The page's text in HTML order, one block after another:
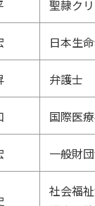
聖隷ク
日本生
弁護士
国際医
一般財
社会福